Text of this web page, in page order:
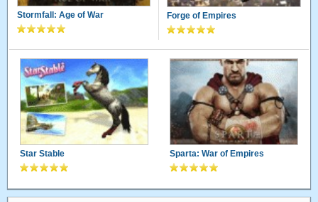
Stormfall: Age of War Forge of Empires
Star Stable Sparta: War of Empires